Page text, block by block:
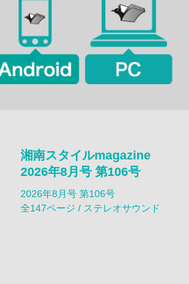
湘南スタイルmagazine
2026年8月号 第106号
2026年8月号 第106号
全147ページ / ステレオサウンド